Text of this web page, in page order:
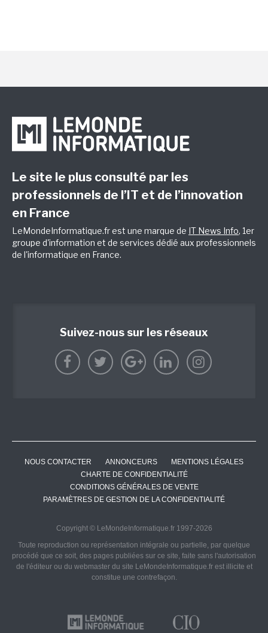
Le site le plus consulté par les
professionnels de l’IT et de l’innovation
en France
LeMondeInformatique.fr est une marque de IT News Info, 1er
groupe d'information et de services dédié aux professionnels
de l'informatique en France.
Suivez-nous sur les réseaux
NOUS CONTACTER ANNONCEURS
MENTIONS LÉGALES
CHARTE DE CONFIDENTIALITÉ
CONDITIONS GÉNÉRALES DE VENTE
PARAMÈTRES DE GESTION DE LA CONFIDENTIALITÉ
Copyright © LeMondeInformatique.fr 1997-2026
Toute reproduction ou représentation intégrale ou partielle, par quelque
procédé que ce soit, des pages publiées sur ce site, faite sans l'autorisation
de l'éditeur ou du webmaster du site LeMondeInformatique.fr est illicite et
constitue une contrefaçon.